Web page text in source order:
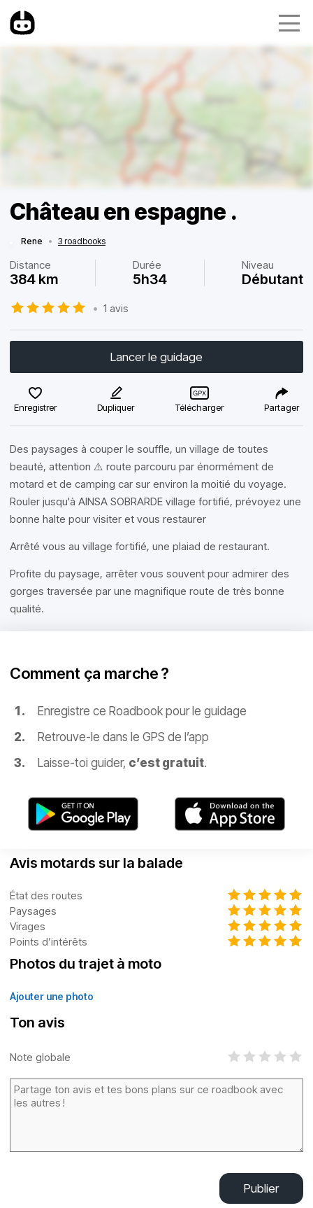
Château en espagne .
Rene • 3 roadbooks
Distance
384 km
Durée
5h34
Niveau
Débutant
• 1 avis
Lancer le guidage
Enregistrer Dupliquer Télécharger Partager
Des paysages à couper le souffle, un village de toutes
beauté, attention ⚠️ route parcouru par énormément de
motard et de camping car sur environ la moitié du voyage.
Rouler jusqu'à AINSA SOBRARDE village fortifié, prévoyez une
bonne halte pour visiter et vous restaurer
Arrêté vous au village fortifié, une plaiad de restaurant.
Profite du paysage, arrêter vous souvent pour admirer des
gorges traversée par une magnifique route de très bonne
qualité.
Comment ça marche ?
Enregistre ce Roadbook pour le guidage
Retrouve-le dans le GPS de l’app
Laisse-toi guider, c’est gratuit.
Avis motards sur la balade
État des routes
Paysages
Virages
Points d’intérêts
Photos du trajet à moto
Ajouter une photo
Ton avis
Note globale
Publier